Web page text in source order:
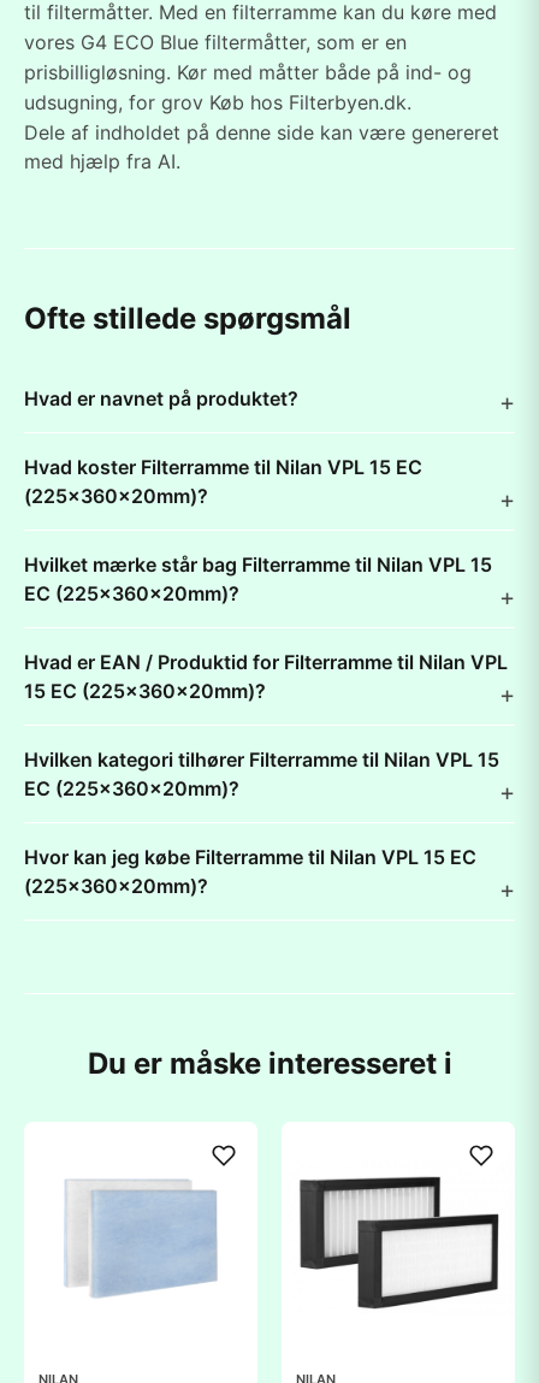
til filtermåtter. Med en filterramme kan du køre med
vores G4 ECO Blue filtermåtter, som er en
prisbilligløsning. Kør med måtter både på ind- og
udsugning, for grov Køb hos Filterbyen.dk.
Dele af indholdet på denne side kan være genereret
med hjælp fra AI.
Ofte stillede spørgsmål
Hvad er navnet på produktet?
Hvad koster Filterramme til Nilan VPL 15 EC
(225x360x20mm)?
Hvilket mærke står bag Filterramme til Nilan VPL 15
EC (225x360x20mm)?
Hvad er EAN / Produktid for Filterramme til Nilan VPL
15 EC (225x360x20mm)?
Hvilken kategori tilhører Filterramme til Nilan VPL 15
EC (225x360x20mm)?
Hvor kan jeg købe Filterramme til Nilan VPL 15 EC
(225x360x20mm)?
Du er måske interesseret i
NILAN NILAN